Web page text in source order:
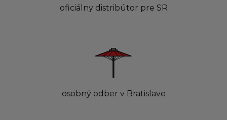
oficiálny distribútor pre SR
osobný odber v Bratislave